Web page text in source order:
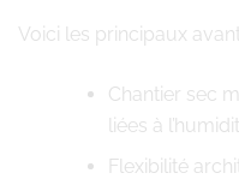
Voici les principaux
Chantier sec
liées à
Flexibilité